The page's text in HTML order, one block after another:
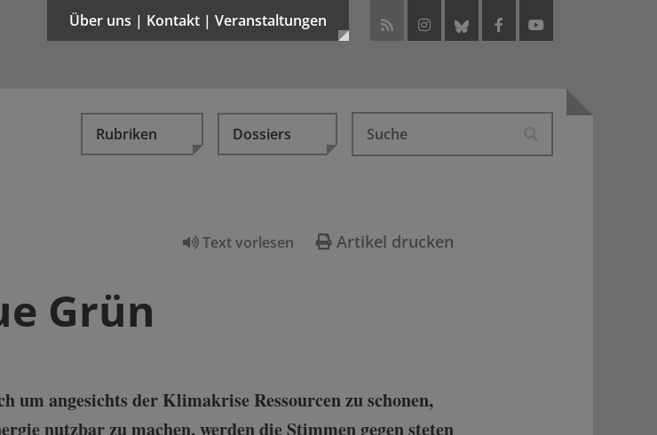
Über uns | Kontakt | Veranstaltungen
Rubriken Dossiers
Text vorlesen Artikel drucken
Grün
um angesichts der Klimakrise Ressourcen zu schonen,
nutzbar zu machen, werden die Stimmen gegen steten